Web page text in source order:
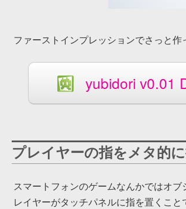
ファーストインプレッションでさっと
yubidori v0.01
プレイヤーの指をメタ的
スマートフォンのゲームなんかではオ
レイヤーがタッチパネルに指を置くこ